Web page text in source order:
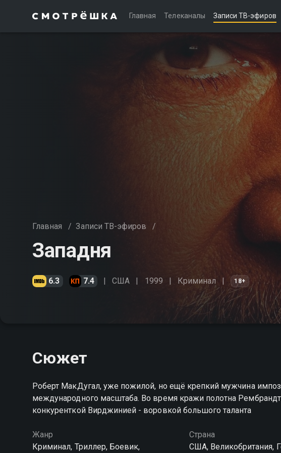
Главная Телеканалы Записи ТВ-эфиров
Главная / Записи ТВ-эфиров /
Западня
6.3 7.4 США 1999 Криминал 18+
Сюжет
Роберт МакДугал, уже пожилой, но ещё крепкий мужчина
международного масштаба. Во время кражи полотна
конкуренткой Вирджинией - воровкой большого таланта
Жанр
Криминал, Триллер, Боевик,
Страна
США, Великобритания,